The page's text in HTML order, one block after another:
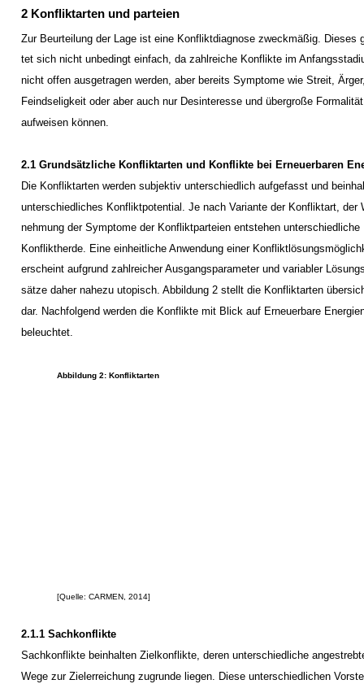
2 Konfliktarten und ­parteien
Zur Beurteilung der Lage ist eine Konfliktdiagnose zweckmäßig. Dieses
tet sich nicht unbedingt einfach, da zahlreiche Konflikte im
nicht offen ausgetragen werden, aber bereits Symptome wie Streit,
Feindseligkeit oder aber auch nur Desinteresse und übergroße Formalität
aufweisen können.
2.1 Grundsätzliche Konfliktarten und Konflikte bei Erneuerbaren
Die Konfliktarten werden subjektiv unterschiedlich aufgefasst und
unterschiedliches Konfliktpotential. Je nach Variante der Konfliktart, der
nehmung der Symptome der Konfliktparteien entstehen unterschiedliche
Konfliktherde. Eine einheitliche Anwendung einer
erscheint aufgrund zahlreicher Ausgangsparameter und variabler
sätze daher nahezu utopisch. Abbildung 2 stellt die Konfliktarten
dar. Nachfolgend werden die Konflikte mit Blick auf Erneuerbare
beleuchtet.
Abbildung 2: Konfliktarten
[Quelle: CARMEN, 2014]
2.1.1 Sachkonflikte
Sachkonflikte beinhalten Zielkonflikte, deren unterschiedliche
Wege zur Zielerreichung zugrunde liegen. Diese unterschiedlichen